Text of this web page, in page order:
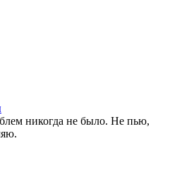
никогда не было. Не пью,